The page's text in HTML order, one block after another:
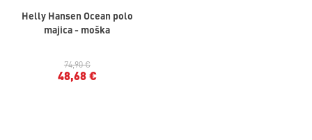
Helly Hansen Ocean polo
majica - moška
74,90 €
48,68 €